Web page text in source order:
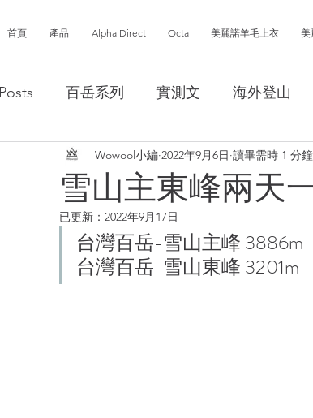
首頁 產品 Alpha Direct Octa 美麗諾羊毛上衣 美
百岳系列 實測文 海外登山
雪山主東峰兩天
Wowool小編 2022年9月6日 讀畢需時 1 分鐘
已更新： 2022年9月17日
台灣百岳-雪山主峰 3886m
台灣百岳-雪山東峰 3201m